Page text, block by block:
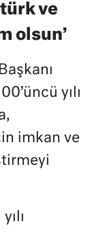
ve
olsun’
yılı
imkan ve